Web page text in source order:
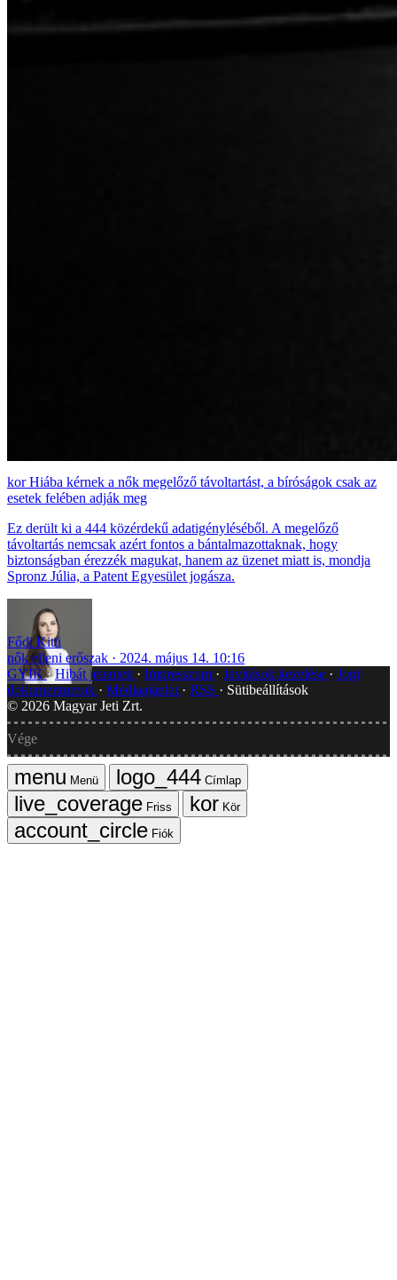
Hiába kérnek a nők megelőző távoltartást, a bíróságok csak az
esetek felében adják meg
Ez derült ki a 444 közérdekű adatigényléséből. A megelőző
távoltartás nemcsak azért fontos a bántalmazottaknak, hogy
biztonságban érezzék magukat, hanem az üzenet miatt is, mondja
Spronz Júlia, a Patent Egyesület jogásza.
Fődi Kitti
nők elleni erőszak
2024. május 14. 10:16
GYIK Hibát jelentek Impresszum Javítások kezelése
Jogi
dokumentumok
Médiaajánlat RSS
Sütibeállítások
© 2026 Magyar Jeti Zrt.
Vége
Menü
Címlap
Friss
Kör
Fiók